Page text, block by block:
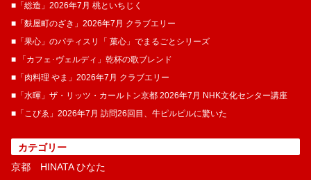
■「総造」2026年7月 桃といちじく
■「麩屋町のざき」2026年7月 クラブエリー
■「果心」のパティスリ「 菓​心」でまるごとシリーズ
■ 「カフェ･ヴェルディ」乾杯の歌ブレンド
■「肉料理 やま」2026年7月 クラブエリー
■「水暉」ザ・リッツ・カールトン京都 2026年7月 NHK文化センター講座
■「こぴゑ」2026年7月 訪問26回目、牛ピルピルに驚いた
カテゴリー
京都 HINATA ひなた